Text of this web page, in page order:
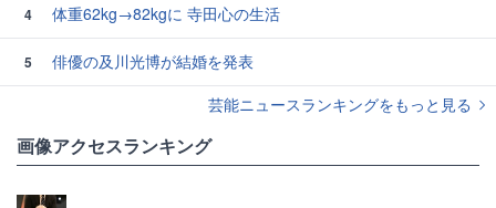
4 体重62kg→82kgに 寺田心の生活
5
俳優の及川光博が結婚を発表
芸能ニュースランキングをもっと見る
画像アクセスランキング